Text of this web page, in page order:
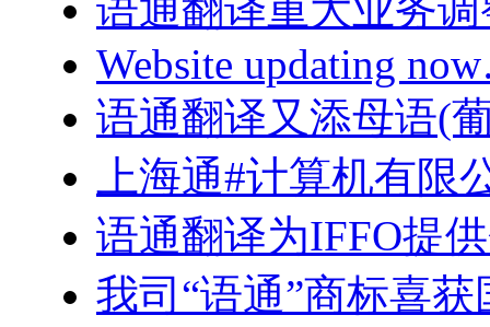
Website updating
语通翻译又添母语(
上海通#计算机有限
语通翻译为IFFO提
我司“语通”商标喜